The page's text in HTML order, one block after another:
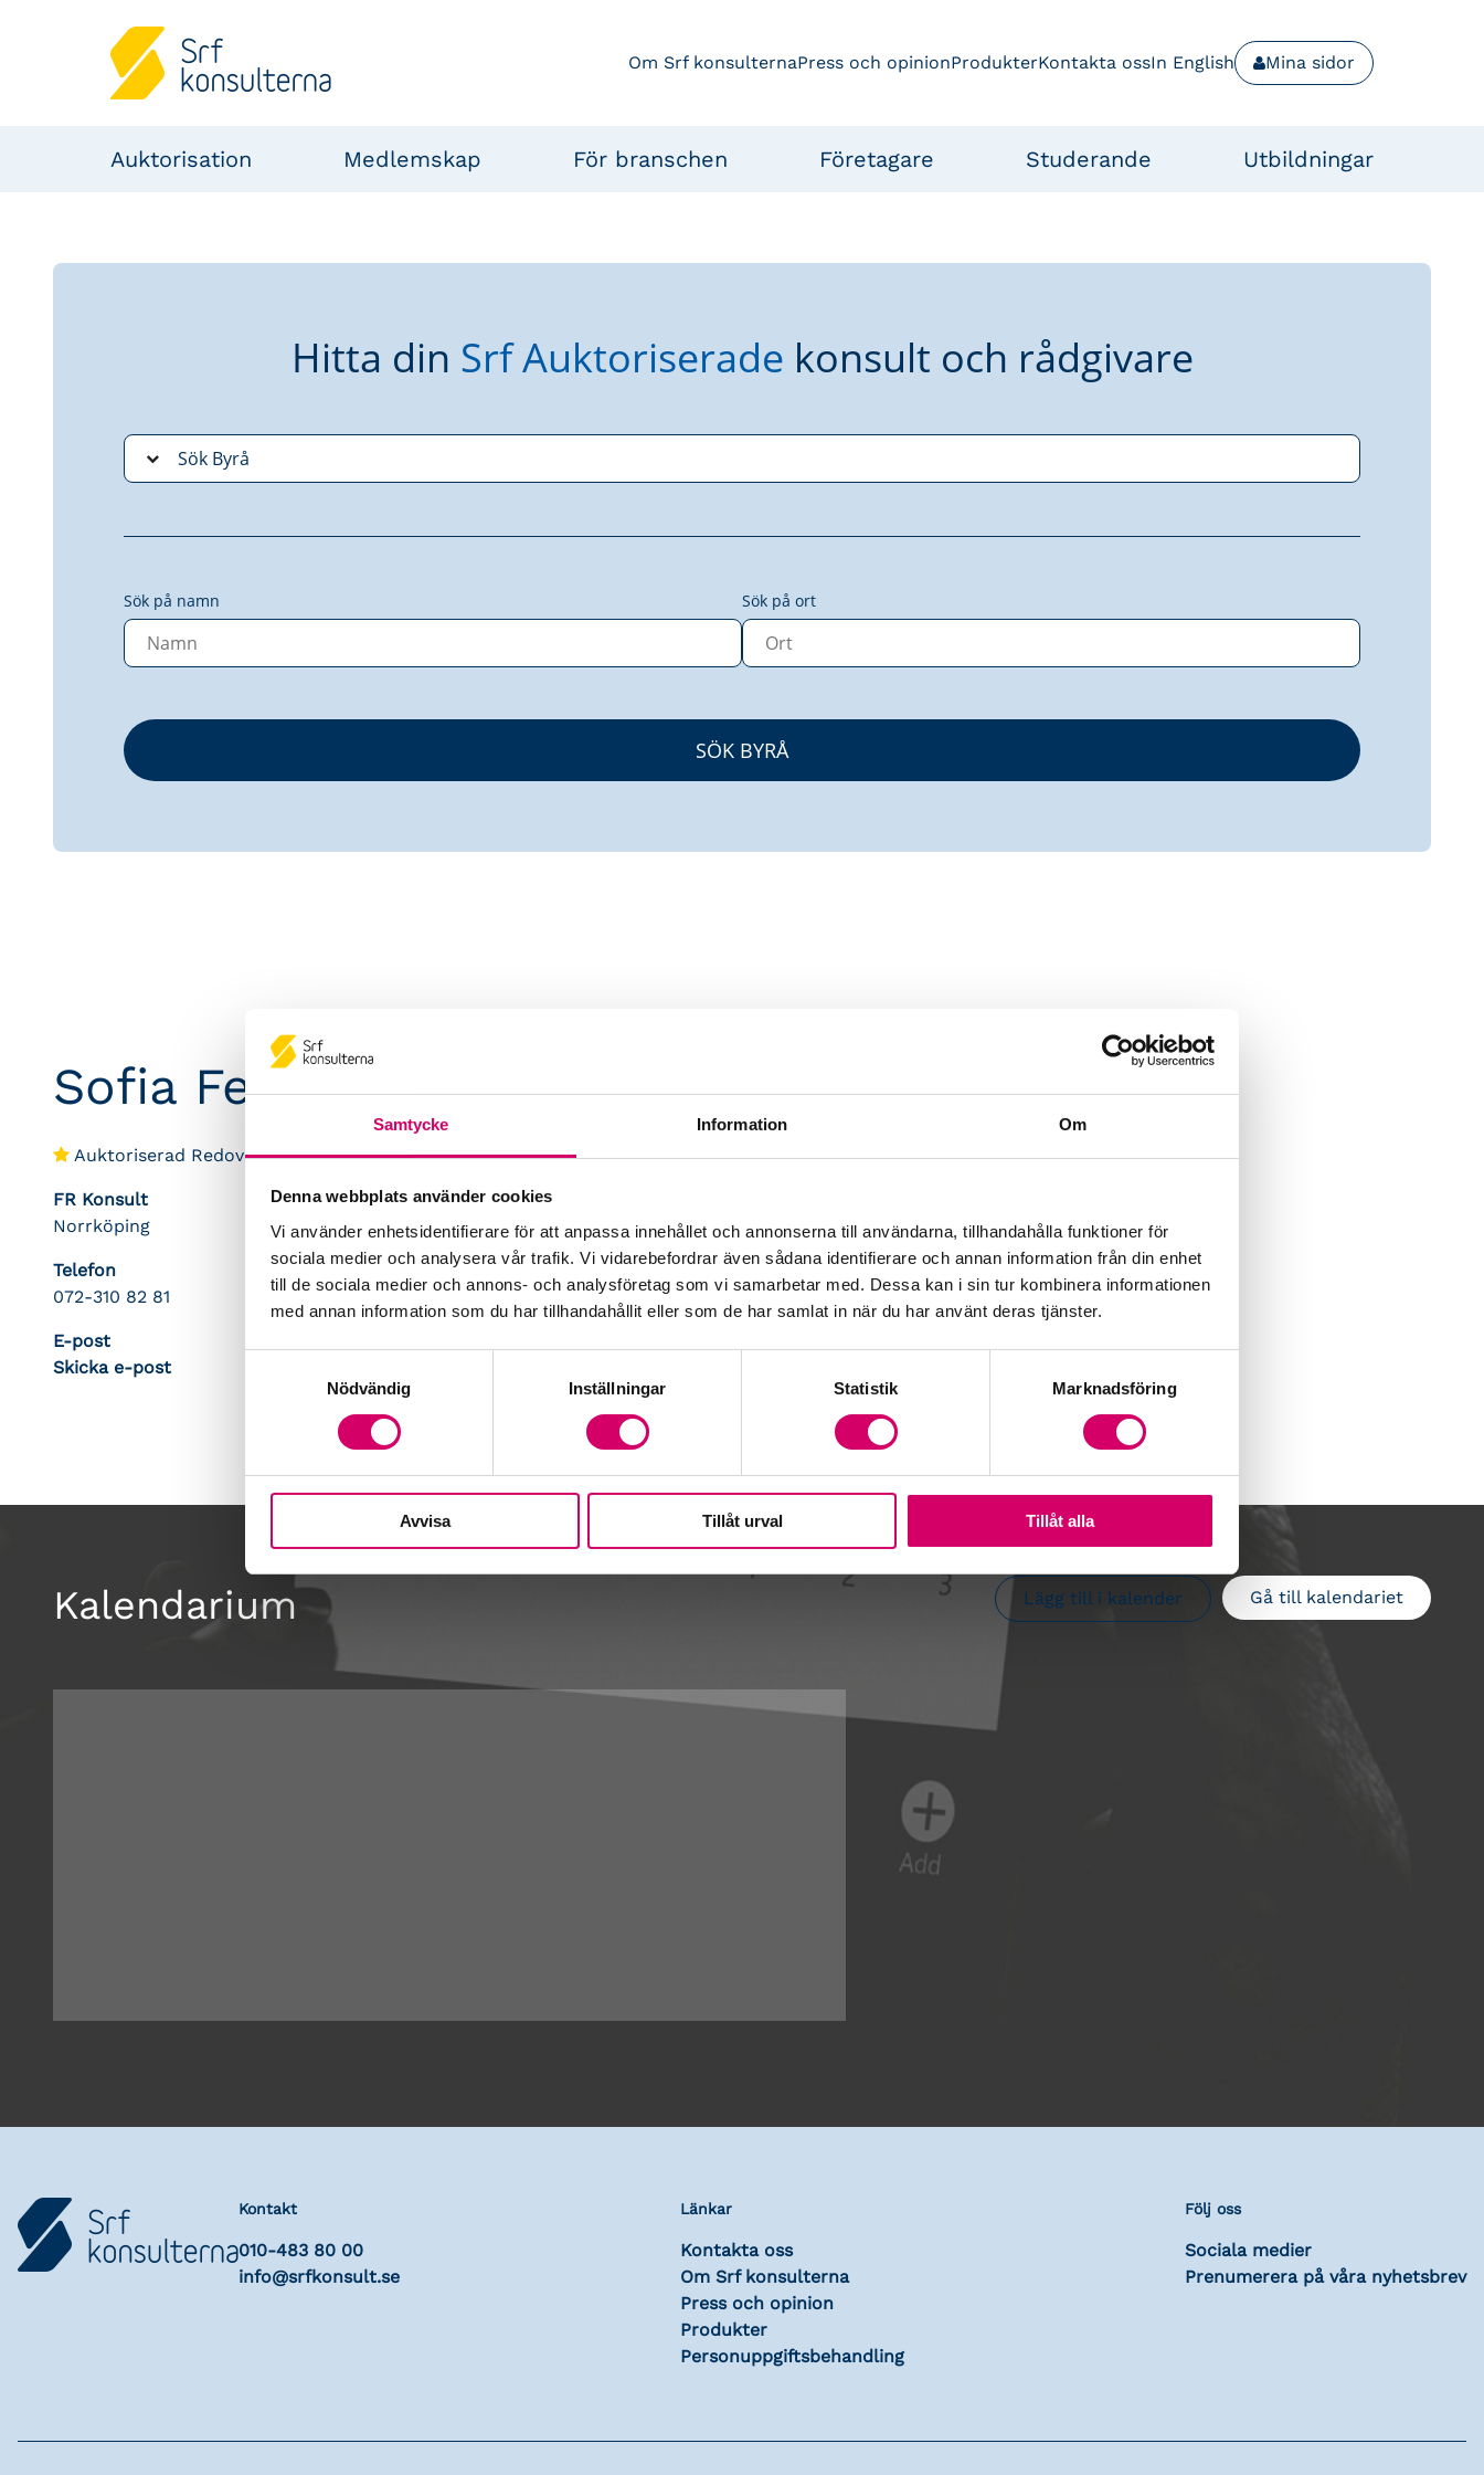
Samtycke Information Om
Denna webbplats använder cookies
Vi använder enhetsidentifierare för att anpassa innehållet och annonserna till användarna, tillhandahålla funktioner för
sociala medier och analysera vår trafik. Vi vidarebefordrar även sådana identifierare och annan information från din enhet
till de sociala medier och annons- och analysföretag som vi samarbetar med. Dessa kan i sin tur kombinera informationen
med annan information som du har tillhandahållit eller som de har samlat in när du har använt deras tjänster.
Nödvändig
Inställningar Statistik Marknadsföring
Avvisa Tillåt urval Tillåt alla
Om Srf konsulternaPress och opinionProdukterKontakta ossIn English Mina sidor
Auktorisation Medlemskap För branschen Företagare Studerande Utbildningar
Hitta din Srf Auktoriserade konsult och rådgivare
Sök på namn Sök på ort
Sofia Feucht
Auktoriserad Redovisningskonsult
FR Konsult
Norrköping
Telefon
072-310 82 81
E-post
Skicka e-post
Kalendarium Gå till kalendariet
Lägg till i kalender
Kontakt
010-483 80 00
info@srfkonsult.se
Länkar
Kontakta oss
Om Srf konsulterna
Press och opinion
Produkter
Personuppgiftsbehandling
Följ oss
Sociala medier
Prenumerera på våra nyhetsbrev